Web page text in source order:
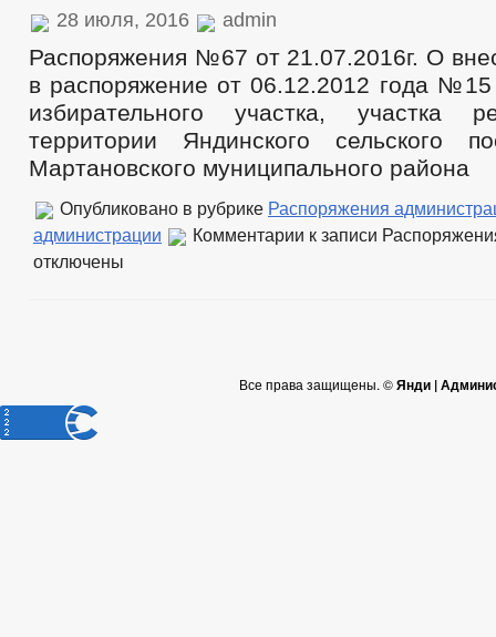
28 июля, 2016 admin
Распоряжения №67 от 21.07.2016г. О
в распоряжение от 06.12.2012 года
избирательного участка, участка
территории Яндинского сельского
Мартановского муниципального района
Опубликовано в рубрике Распоряжения
администрации
Комментарии к записи
отключены
Все права защищены. ©Янди |